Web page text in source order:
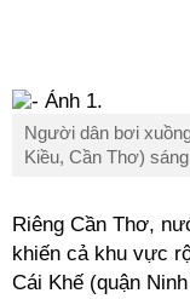
Người dân bơi
Kiều, Cần Thơ)
Riêng Cần Thơ,
khiến cả khu vực
Cái Khế (quận